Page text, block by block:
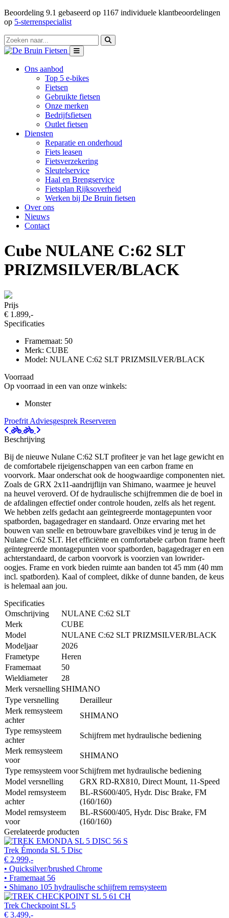
Beoordeling 9.1 gebaseerd op 1167 individuele klantbeoordelingen
op 5-sterrenspecialist
Ons aanbod
Top 5 e-bikes
Fietsen
Gebruikte fietsen
Onze merken
Bedrijfsfietsen
Outlet fietsen
Diensten
Reparatie en onderhoud
Fiets leasen
Fietsverzekering
Sleutelservice
Haal en Brengservice
Fietsplan Rijksoverheid
Werken bij De Bruin fietsen
Over ons
Nieuws
Contact
Cube NULANE C:62 SLT
PRIZMSILVER/BLACK
Prijs
€ 1.899,-
Specificaties
Framemaat: 50
Merk: CUBE
Model: NULANE C:62 SLT PRIZMSILVER/BLACK
Voorraad
Op voorraad in een van onze winkels:
Monster
Proefrit Adviesgesprek Reserveren
Beschrijving
Bij de nieuwe Nulane C:62 SLT profiteer je van het lage gewicht en
de comfortabele rijeigenschappen van een carbon frame en
voorvork. Maar onderschat ook de hoogwaardige componenten niet.
Zoals de GRX 2x11-aandrijflijn van Shimano, waarmee je heuvel
na heuvel veroverd. Of de hydraulische schijfremmen die de boel in
de afdalingen effectief onder controle houden, zelfs als het regent.
We hebben zelfs gedacht aan geïntegreerde montagepunten voor
spatborden, bagagedrager en standaard. Onze ervaring met het
bouwen van snelle en betrouwbare gravelbikes vind je terug in de
Nulane C:62 SLT. Het efficiënte en comfortabele carbon frame heeft
geïntegreerde montagepunten voor spatborden, bagagedrager en een
achterstandaard, de carbon voorvork is voorzien van lowrider-
oogjes. Frame en vork bieden ruimte aan banden tot 45 mm (40 mm
incl. spatborden). Kaal of compleet, dikke of dunne banden, de keus
is helemaal aan jou.
Specificaties
Omschrijving
NULANE C:62 SLT
Merk
CUBE
Model
NULANE C:62 SLT PRIZMSILVER/BLACK
Modeljaar
2026
Frametype
Heren
Framemaat
50
Wieldiameter
28
Merk versnelling SHIMANO
Type versnelling
Derailleur
Merk remsysteem
achter
SHIMANO
Type remsysteem
achter
Schijfrem met hydraulische bediening
Merk remsysteem
voor
SHIMANO
Type remsysteem voor Schijfrem met hydraulische bediening
Model versnelling
GRX RD-RX810, Direct Mount, 11-Speed
Model remsysteem
achter
BL-RS600/405, Hydr. Disc Brake, FM
(160/160)
Model remsysteem
voor
BL-RS600/405, Hydr. Disc Brake, FM
(160/160)
Gerelateerde producten
Trek Émonda SL 5 Disc
€ 2.999,-
• Quicksilver/brushed Chrome
• Framemaat 56
• Shimano 105 hydraulische schijfrem remsysteem
Trek Checkpoint SL 5
€ 3.499,-